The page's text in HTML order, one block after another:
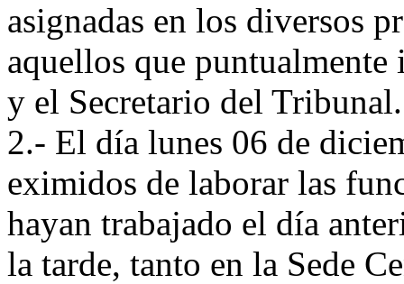
asignadas en los diversos
aquellos que
y el Secretario del Tribunal.
2.- El día lunes 06 de
eximidos de laborar las
hayan trabajado el día
la tarde, tanto en la Sede